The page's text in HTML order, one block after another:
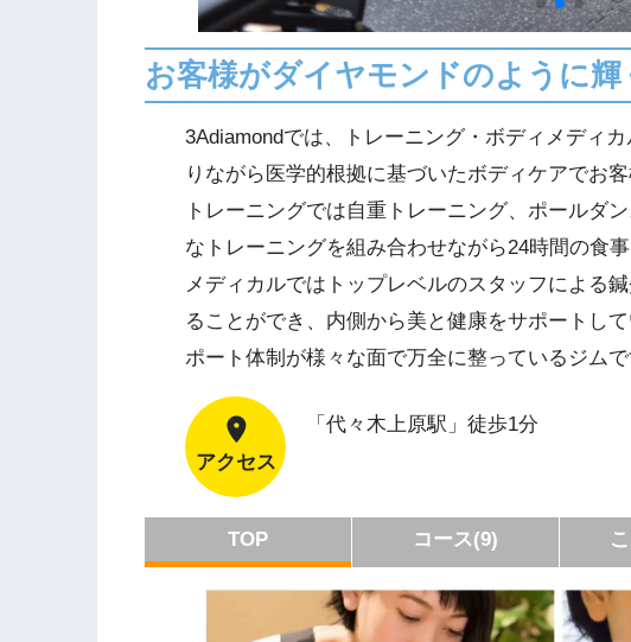
お客様がダイヤモンドのように
3Adiamondでは、トレーニング・ボディメディ
りながら医学的根拠に基づいたボディケアでお
トレーニングでは自重トレーニング、ポールダ
なトレーニングを組み合わせながら24時間の食
メディカルではトップレベルのスタッフによる
ることができ、内側から美と健康をサポートし
ポート体制が様々な面で万全に整っているジムで
アクセス
「代々木上原駅」徒歩1分
TOP コース(9)